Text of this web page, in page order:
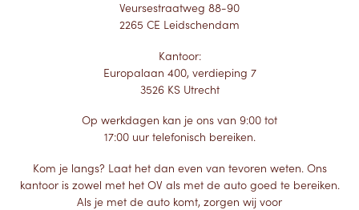
Veursestraatweg 88-90
2265 CE Leidschendam
Kantoor:
Europalaan 400, verdieping 7
3526 KS Utrecht
Op werkdagen kan je ons van 9:00 tot
17:00 uur telefonisch bereiken.
Kom je langs? Laat het dan even van tevoren weten. Ons
kantoor is zowel met het OV als met de auto goed te bereiken.
Als je met de auto komt, zorgen wij voor